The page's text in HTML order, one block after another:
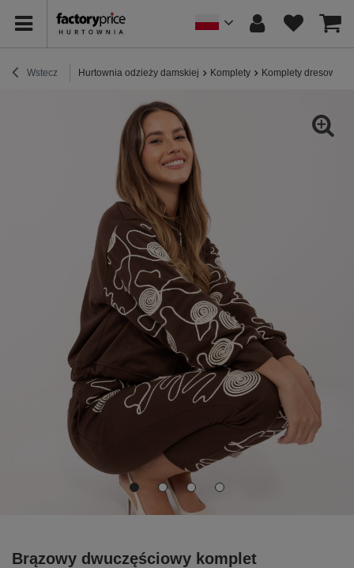
Wstecz Hurtownia odzieży damskiej Komplety Komplety dresowe
Brązowy dwuczęściowy komplet